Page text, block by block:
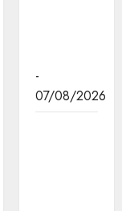
-
07/08/2026